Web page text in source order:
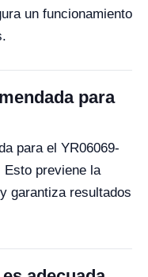
un funcionamiento
para
para el YR06069-
Esto previene la
garantiza resultados